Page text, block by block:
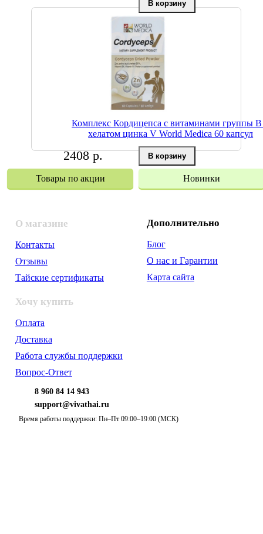
Комплекс Кордицепса с витаминами группы
хелатом цинка V World Medica 60 капсул
2408 р.
Товары по акции Новинки
О магазине
Контакты
Отзывы
Тайские сертификаты
Хочу купить
Оплата
Доставка
Работа службы поддержки
Вопрос-Ответ
Дополнительно
Блог
О нас и Гарантии
Карта сайта
8 960 84 14 943
support@vivathai.ru
Время работы поддержки: Пн–Пт 09:00–19:00 (МСК)